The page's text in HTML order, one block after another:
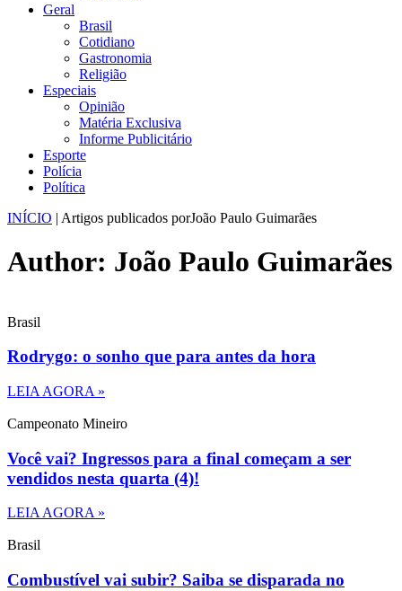
Geral
Brasil
Cotidiano
Gastronomia
Religião
Especiais
Opinião
Matéria Exclusiva
Informe Publicitário
Esporte
Polícia
Política
INÍCIO | Artigos publicados porJoão Paulo Guimarães
Author: João Paulo Guimarães
Brasil
Rodrygo: o sonho que para antes da hora
LEIA AGORA »
Campeonato Mineiro
Você vai? Ingressos para a final começam a ser
vendidos nesta quarta (4)!
LEIA AGORA »
Brasil
Combustível vai subir? Saiba se disparada no